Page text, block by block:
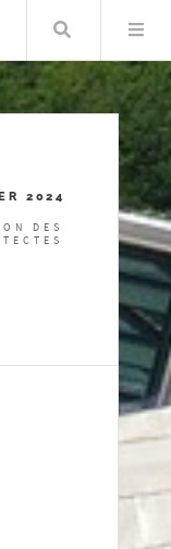
Rechercher
2024
DES